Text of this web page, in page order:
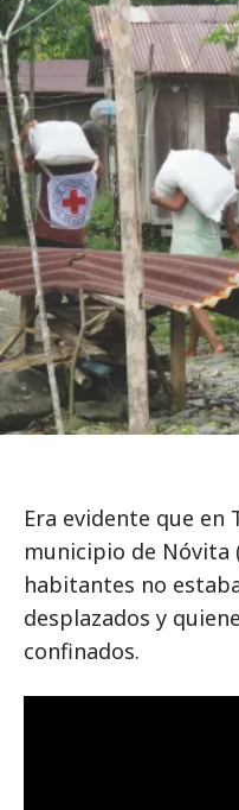
Era evidente que en
municipio de Nóvita
habitantes no
desplazados y
confinados.